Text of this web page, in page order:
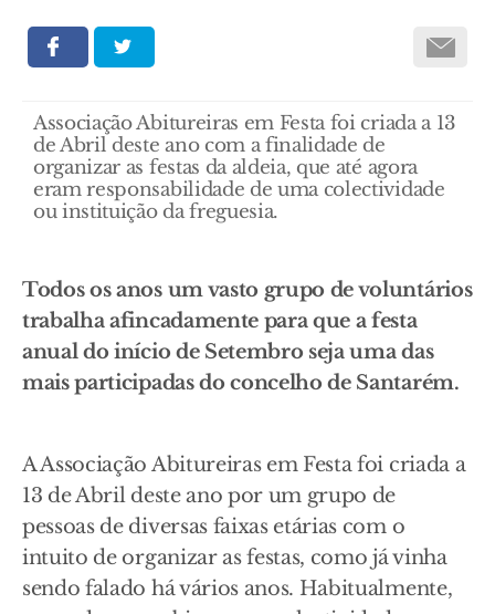
Associação Abitureiras em Festa foi criada a 13
de Abril deste ano com a finalidade de
organizar as festas da aldeia, que até agora
eram responsabilidade de uma colectividade
ou instituição da freguesia.
Todos os anos um vasto grupo de voluntários
trabalha afincadamente para que a festa
anual do início de Setembro seja uma das
mais participadas do concelho de Santarém.
A Associação Abitureiras em Festa foi criada a
13 de Abril deste ano por um grupo de
pessoas de diversas faixas etárias com o
intuito de organizar as festas, como já vinha
sendo falado há vários anos. Habitualmente,